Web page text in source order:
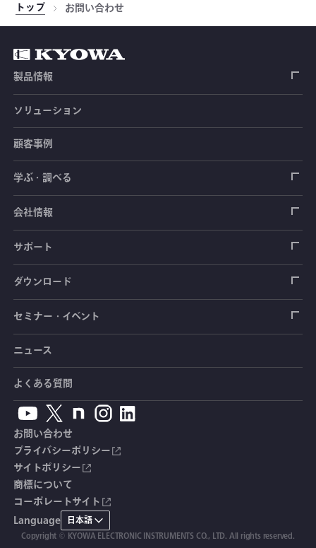
トップ お問い合わせ
製品情報
ひずみゲージ
センサ（変換器）
ロードセル
加速度センサ
圧力センサ
トルクセンサ
土木建築用センサ
荷重計
土圧計
間隙水圧計
傾斜計
鉄筋計
沈下計
応力計
継目計
変位計
自動車用センサ
シートベルト張力計
操舵力・操舵角計
手ブレーキ計・チェンジレバー操作力計
踏力計
ホイールトルクセンサ
人体ダミー用センサ
測定器
データロガー
指示計・表示器
増幅器（アンプ）
ハンディ測定器（チェッカ）
ソフトウェア
計測システム
道路用計測システム
鉄道用計測システム
自動車用計測システム
土木用計測システム
試験装置・システム
ブリッジボックス
ケーブル・コネクタ
アクセサリ
製品・サービスTopics
オーダーメイド製品
生産終了製品
ソリューション
顧客事例
学ぶ・調べる
ひずみゲージ
センサ（変換器）
測定器
光ファイバ計測ソリューション - 学ぶ・調べる
共和技報
単位変換表
用語集
会社情報
拠点情報
会社概要
サポート
製品輸出時の取り扱いと該非判定書
毒物及び劇物譲受書
安全データシート（SDS）
カタログ・資料のダウンロード
生産終了製品一覧
拠点情報
よくあるご質問
ダウンロード
カタログ
取扱説明書
CADデータ
ソフトウェアバージョンアップ
総合カタログ
安全データシート（SDS）
CE適合品 受注・販売状況
共和技報
セミナー・イベント
セミナー・講習会
イベント・展示会
ニュース
よくある質問
お問い合わせ
プライバシーポリシー
サイトポリシー
商標について
コーポレートサイト
Language 日本語
Copyright © KYOWA ELECTRONIC INSTRUMENTS CO., LTD. All rights reserved.